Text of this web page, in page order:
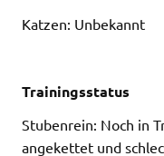
Katzen: Unbekannt
Trainingsstatus
Stubenrein: Noch in
angekettet und